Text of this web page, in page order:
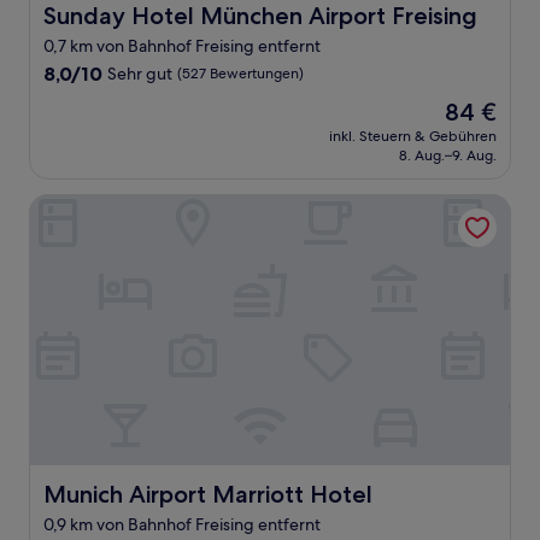
Sunday Hotel München Airport Freising
Sunday Hotel München Airport Freising
0,7 km von Bahnhof Freising entfernt
8.0
Bewertungen)
8,0/10 Sehr gut (527 Bewertungen)
Der
Preis
beträgt
84 €
inkl. Steuern & Gebühren
8. Aug.–9. Aug.
Munich Airport Marriott Hotel
Munich Airport Marriott Hotel
0,9 km von Bahnhof Freising entfernt